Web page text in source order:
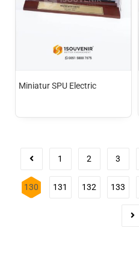
Miniatur SPU Electric
1 2 3
130 131 132 133